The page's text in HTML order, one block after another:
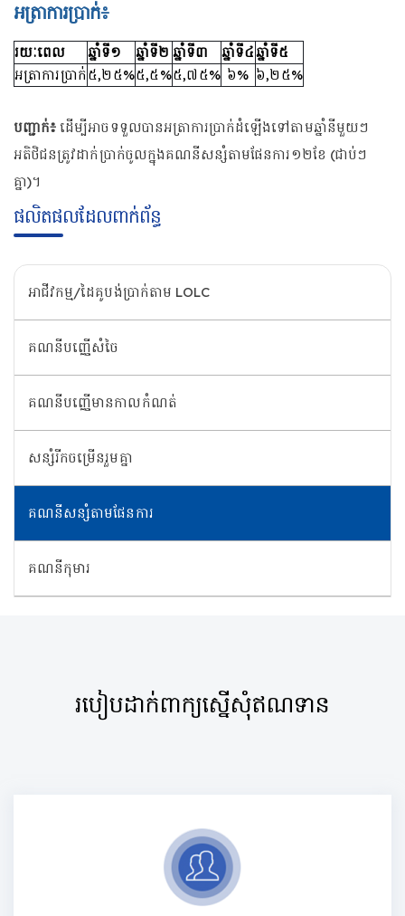
អត្រាការប្រាក់៖
រយៈពេល ឆ្នាំទី១ ឆ្នាំទី២ ឆ្នាំទី៣ ឆ្នាំទី៤ឆ្នាំទី៥
អត្រាការប្រាក់៥,២៥%៥,៥%៥,៧៥% ៦% ៦,២៥%
បញ្ជាក់៖ដើម្បីអាចទទួលបានអត្រាការប្រាក់ដំឡើងទៅតាមឆ្នាំនីមួយៗ
អតិថិជនត្រូវដាក់ប្រាក់ចូលក្នុងគណនីសន្សំតាមផែនការ១២ខែ (ជាប់ៗ
គ្នា)។
ផលិតផលដែលពាក់ព័ន្ធ
អាជីវកម្ម/ដៃគូបង់ប្រាក់តាម LOLC
គណនីបញ្ញើសំចៃ
គណនីបញ្ញើមានកាលកំណត់
សន្សំរីកចម្រើនរួមគ្នា
គណនីសន្សំតាមផែនការ
គណនីកុមារ
របៀបដាក់ពាក្យស្នើសុំឥណទាន